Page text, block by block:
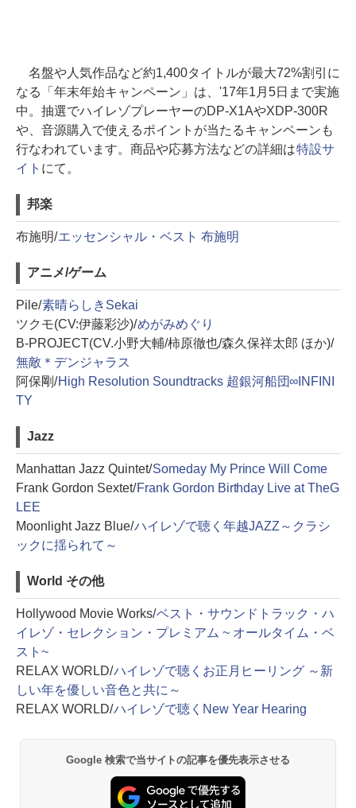
名盤や人気作品など約1,400タイトルが最大72%割引に
なる「年末年始キャンペーン」は、'17年1月5日まで実施
中。抽選でハイレゾプレーヤーのDP-X1AやXDP-300R
や、音源購入で使えるポイントが当たるキャンペーンも
行なわれています。商品や応募方法などの詳細は特設サ
イト にて。
邦楽
布施明/エッセンシャル・ベスト 布施明
アニメ/ゲーム
Pile/素晴らしきSekai
ツクモ(CV:伊藤彩沙)/めがみめぐり
B-PROJECT(CV.小野大輔/柿原徹也/森久保祥太郎 ほか)/
無敵＊デンジャラス
阿保剛/High Resolution Soundtracks 超銀河船団∞INFINI
TY
Jazz
Manhattan Jazz Quintet/Someday My Prince Will Come
Frank Gordon Sextet/Frank Gordon Birthday Live at TheG
LEE
Moonlight Jazz Blue/ハイレゾで聴く年越JAZZ～クラシ
ックに揺られて～
World その他
Hollywood Movie Works/ベスト・サウンドトラック・ハ
イレゾ・セレクション・プレミアム ~ オールタイム・ベ
スト~
RELAX WORLD/ハイレゾで聴くお正月ヒーリング ～新
しい年を優しい音色と共に～
RELAX WORLD/ハイレゾで聴くNew Year Hearing
Google 検索で当サイトの記事を優先表示させる